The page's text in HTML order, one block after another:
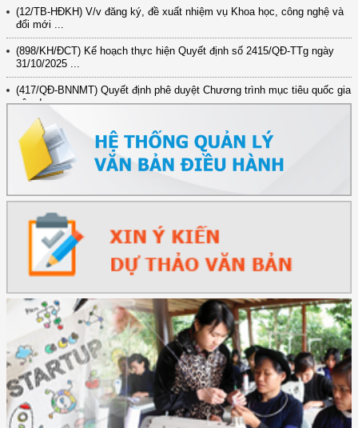
(12/TB-HĐKH) V/v đăng ký, đề xuất nhiệm vụ Khoa học, công nghệ và
đổi mới ...
(898/KH/ĐCT) Kế hoạch thực hiện Quyết định số 2415/QĐ-TTg ngày
31/10/2025 ...
(417/QĐ-BNNMT) Quyết định phê duyệt Chương trình mục tiêu quốc gia
xây dựng ...
(891/KH-ĐCT) Kế hoạch thực hiện Nghị quyết số 72-NQ/TW ngày
9/9/2025 của Bộ ...
(2415/QĐ-TTg) Quyết định về việc phê duyệt Đề án Hỗ trợ Phụ nữ khởi
nghiệp ...